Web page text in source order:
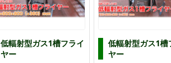
低輻射型ガス1槽フライ
ヤー
低輻射型ガス1槽
ヤー